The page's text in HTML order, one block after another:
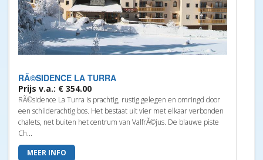
RÃ©SIDENCE LA TURRA
Prijs v.a.: € 354.00
RÃ©sidence La Turra is prachtig, rustig gelegen en omringd door
een schilderachtig bos. Het bestaat uit vier met elkaar verbonden
chalets, net buiten het centrum van ValfrÃ©jus. De blauwe piste
Ch...
MEER INFO